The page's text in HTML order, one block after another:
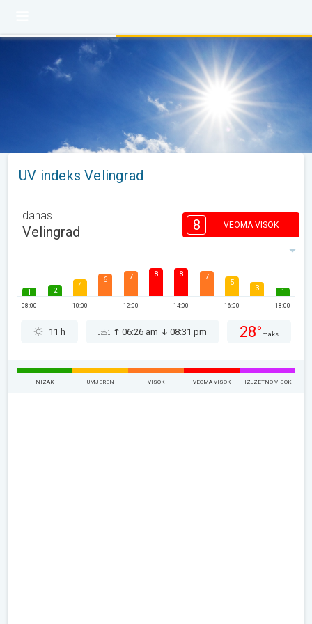
UV indeks Velingrad
danas
Velingrad 8 VEOMA VISOK
1
08:00
2
4
10:00
6 7
12:00
8 8
14:00
7
5
16:00
3 1
18:00
11 h 06:26 am 08:31 pm 28° maks
NIZAK UMJEREN VISOK VEOMA VISOK IZUZETNO VISOK